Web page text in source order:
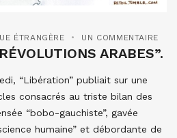
ÉTRANGÈRE UN COMMENTAIRE
ARABES”.
“Libération” publiait sur une
consacrés au triste bilan des
“bobo-gauchiste”, gavée
humaine” et débordante de